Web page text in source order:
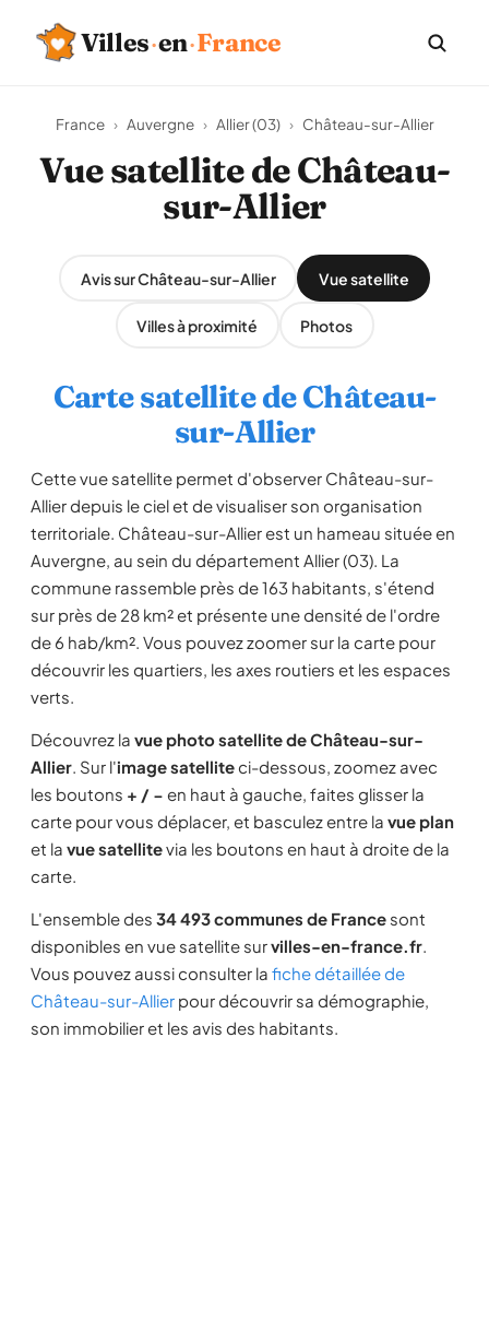
Villes·en·France
France › Auvergne › Allier (03) › Château-sur-Allier
Vue satellite de Château-
sur-Allier
Avis sur Château-sur-Allier Vue satellite
Villes à proximité Photos
Carte satellite de Château-
sur-Allier
Cette vue satellite permet d'observer Château-sur-
Allier depuis le ciel et de visualiser son organisation
territoriale. Château-sur-Allier est un hameau située en
Auvergne, au sein du département Allier (03). La
commune rassemble près de 163 habitants, s'étend
sur près de 28 km² et présente une densité de l'ordre
de 6 hab/km². Vous pouvez zoomer sur la carte pour
découvrir les quartiers, les axes routiers et les espaces
verts.
Découvrez la vue photo satellite de Château-sur-
Allier. Sur l'image satelliteci-dessous, zoomez avec
les boutons + / − en haut à gauche, faites glisser la
carte pour vous déplacer, et basculez entre la vue plan
et la vue satellitevia les boutons en haut à droite de la
carte.
L'ensemble des 34 493 communes de France sont
disponibles en vue satellite survilles-en-france.fr.
Vous pouvez aussi consulter la fiche détaillée de
Château-sur-Allier pour découvrir sa démographie,
son immobilier et les avis des habitants.